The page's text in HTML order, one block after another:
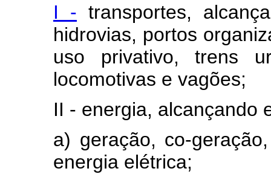
I - transportes,
hidrovias, portos
uso privativo, trens
locomotivas e vagões;
II - energia, alcançando
a) geração, co-
energia elétrica;